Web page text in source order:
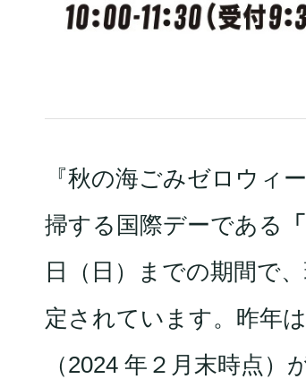
『秋の海ごみゼロウィ
掃する国際デーである
日（日）までの期間で
定されています。昨年
（2024 年２月末時点）